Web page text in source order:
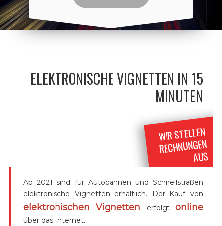
ELEKTRONISCHE VIGNETTEN IN 15
MINUTEN
WIR STELLEN
RECHNUNGEN
AUS
Ab 2021 sind für Autobahnen und Schnellstraßen
elektronische Vignetten erhältlich. Der Kauf von
elektronischen Vignetten erfolgtonline
über das Internet.